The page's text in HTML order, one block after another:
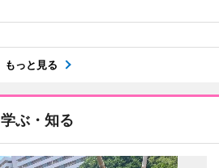
もっと見る
学ぶ・知る